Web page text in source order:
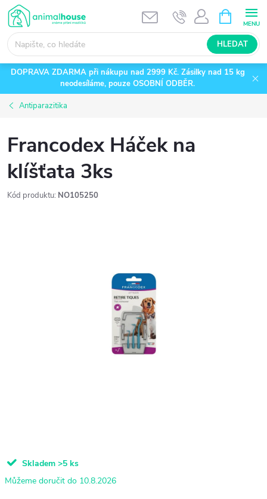
Přejít
na
obsah
HLEDAT
NÁKUPNÍ
KOŠÍK
DOPRAVA ZDARMA při nákupu nad 2999 Kč. Zásilky nad 15 kg
neodesíláme, pouze OSOBNÍ ODBĚR.
Antiparazitika
Francodex Háček na
klíšťata 3ks
Kód produktu: NO105250
Skladem >5 ks
10.8.2026